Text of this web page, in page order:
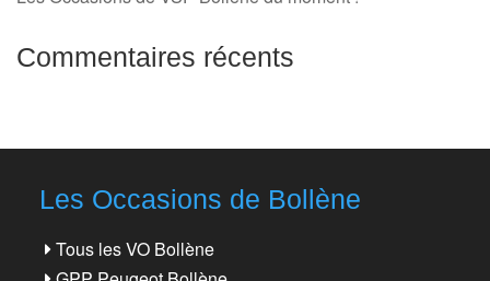
Commentaires récents
Les Occasions de Bollène
Tous les VO Bollène